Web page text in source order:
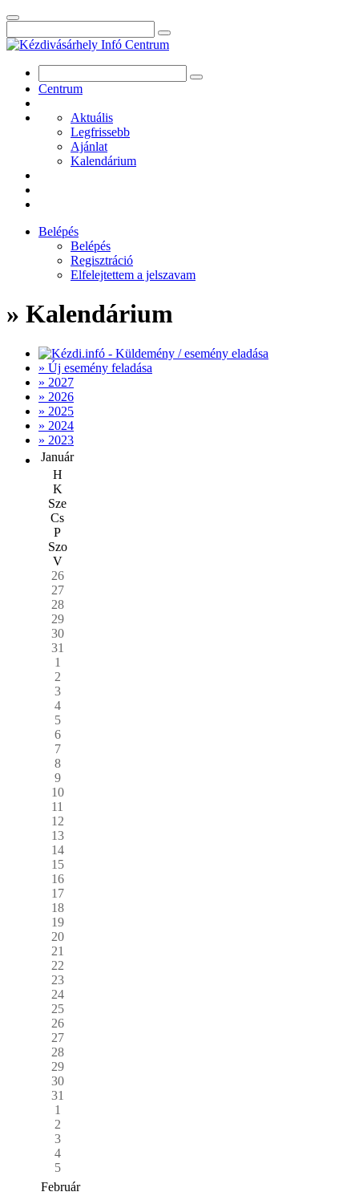
Centrum
Aktuális
Legfrissebb
Ajánlat
Kalendárium
Belépés
Belépés
Regisztráció
Elfelejtettem a jelszavam
» Kalendárium
» Új esemény feladása
» 2027
» 2026
» 2025
» 2024
» 2023
Január
H
K
Sze
Cs
P
Szo
V
26
27
28
29
30
31
1
2
3
4
5
6
7
8
9
10
11
12
13
14
15
16
17
18
19
20
21
22
23
24
25
26
27
28
29
30
31
1
2
3
4
5
Február